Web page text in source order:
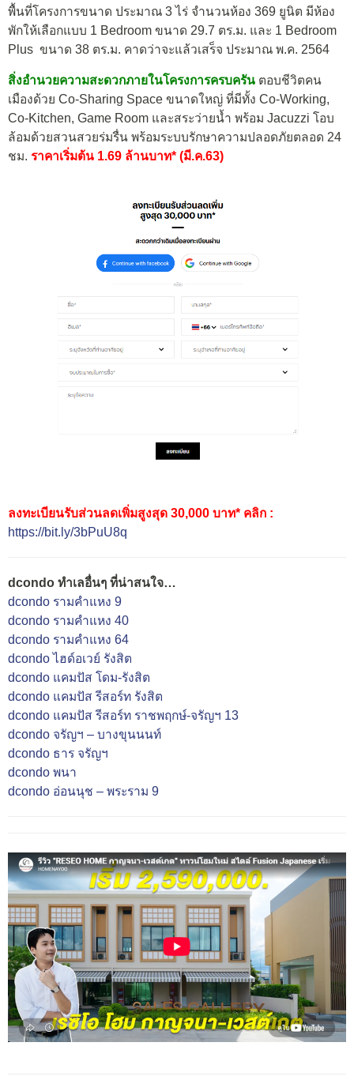
พื้นที่โครงการขนาด ประมาณ 3 ไร่ จำนวนห้อง 369 ยูนิต มีห้อง
พักให้เลือกแบบ 1 Bedroom ขนาด 29.7 ตร.ม. และ 1 Bedroom
Plus ขนาด 38 ตร.ม. คาดว่าจะแล้วเสร็จ ประมาณ พ.ค. 2564
สิ่งอำนวยความสะดวกภายในโครงการครบครัน ตอบชีวิตคน
เมืองด้วย Co-Sharing Space ขนาดใหญ่ ที่มีทั้ง Co-Working,
Co-Kitchen, Game Room และสระว่ายน้ำ พร้อม Jacuzzi โอบ
ล้อมด้วยสวนสวยร่มรื่น พร้อมระบบรักษาความปลอดภัยตลอด 24
ชม. ราคาเริ่มต้น 1.69 ล้านบาท* (มี.ค.63)
ลงทะเบียนรับส่วนลดเพิ่มสูงสุด 30,000 บาท*​ คลิก :
https://bit.ly/3bPuU8q
dcondo ทำเลอื่นๆ ที่น่าสนใจ…
dcondo รามคำแหง 9
dcondo รามคำแหง 40
dcondo รามคำแหง 64
dcondo ไฮด์อเวย์ รังสิต
dcondo แคมปัส โดม-รังสิต
dcondo แคมปัส รีสอร์ท รังสิต
dcondo แคมปัส รีสอร์ท ราชพฤกษ์-จรัญฯ 13
dcondo จรัญฯ – บางขุนนนท์
dcondo ธาร จรัญฯ
dcondo พนา
dcondo อ่อนนุช – พระราม 9